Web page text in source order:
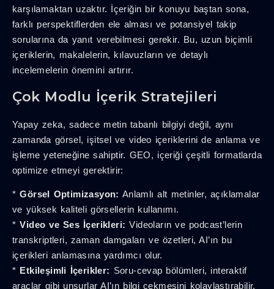
karşılamaktan uzaktır. İçeriğin bir konuyu baştan sona,
farklı perspektiflerden ele alması ve potansiyel takip
sorularına da yanıt verebilmesi gerekir. Bu, uzun biçimli
içeriklerin, makalelerin, kılavuzların ve detaylı
incelemelerin önemini artırır.
Çok Modlu İçerik Stratejileri
Yapay zeka, sadece metin tabanlı bilgiyi değil, aynı
zamanda görsel, işitsel ve video içeriklerini de anlama ve
işleme yeteneğine sahiptir. GEO, içeriği çeşitli formatlarda
optimize etmeyi gerektirir:
*Görsel Optimizasyon: Anlamlı alt metinler, açıklamalar
ve yüksek kaliteli görsellerin kullanımı.
*Video ve Ses İçerikleri: Videoların ve podcast’lerin
transkriptleri, zaman damgaları ve özetleri, AI’ın bu
içerikleri anlamasına yardımcı olur.
* Etkileşimli İçerikler: Soru-cevap bölümleri, interaktif
araçlar gibi unsurlar AI’ın bilgi çekmesini kolaylaştırabilir.